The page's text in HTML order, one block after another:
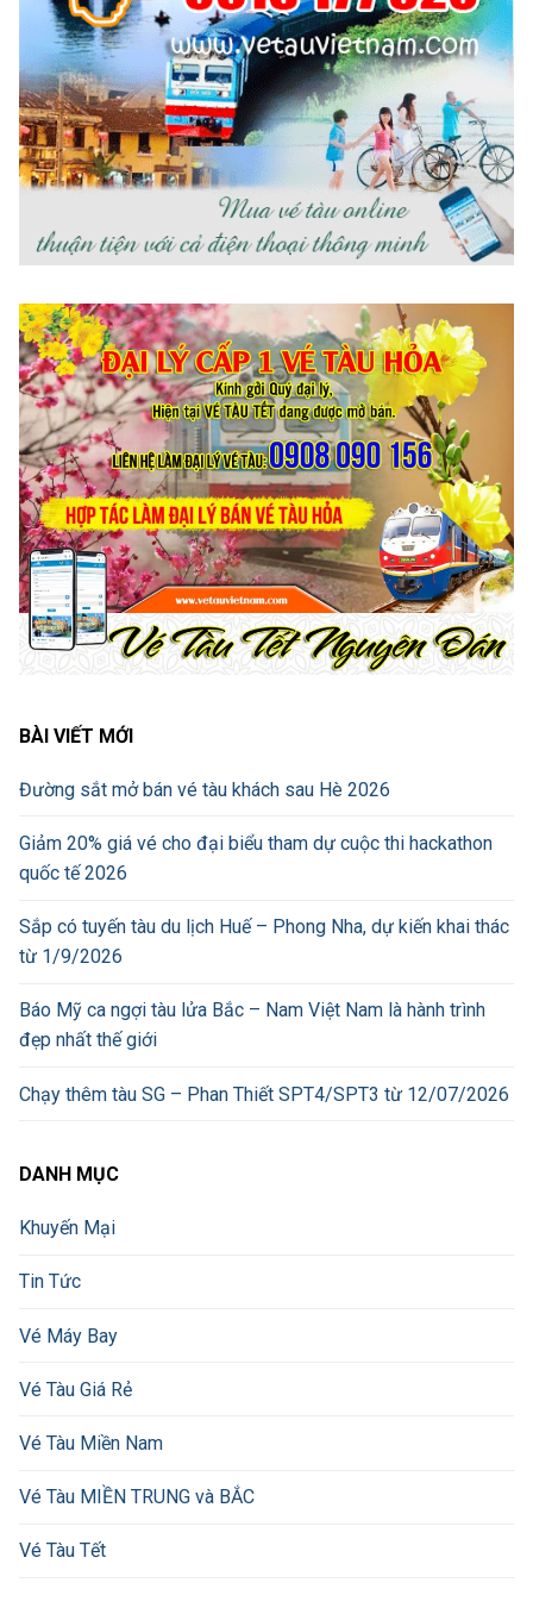
BÀI VIẾT MỚI
Đường sắt mở bán vé tàu khách sau Hè 2026
Giảm 20% giá vé cho đại biểu tham dự cuộc thi hackathon
quốc tế 2026
Sắp có tuyến tàu du lịch Huế – Phong Nha, dự kiến khai thác
từ 1/9/2026
Báo Mỹ ca ngợi tàu lửa Bắc – Nam Việt Nam là hành trình
đẹp nhất thế giới
Chạy thêm tàu SG – Phan Thiết SPT4/SPT3 từ 12/07/2026
DANH MỤC
Khuyến Mại
Tin Tức
Vé Máy Bay
Vé Tàu Giá Rẻ
Vé Tàu Miền Nam
Vé Tàu MIỀN TRUNG và BẮC
Vé Tàu Tết